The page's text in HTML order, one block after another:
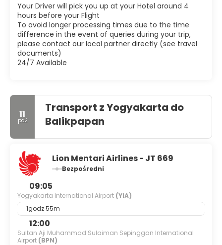
Your Driver will pick you up at your Hotel around 4
hours before your Flight
To avoid longer processing times due to the time
difference in the event of queries during your trip,
please contact our local partner directly (see travel
documents)
24/7 Available
11
paź
Transport z Yogyakarta do
Balikpapan
Lion Mentari Airlines - JT 669
Bezpośredni
09:05
Yogyakarta International Airport (YIA)
1godz 55m
12:00
Sultan Aji Muhammad Sulaiman Sepinggan International
Airport (BPN)